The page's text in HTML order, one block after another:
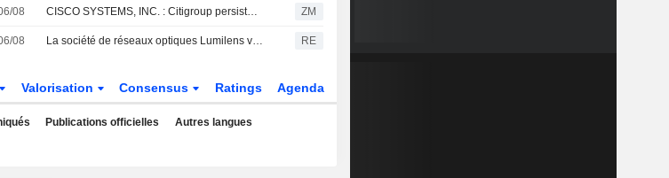
08 CISCO SYSTEMS, INC. : Citigroup persiste à l'achat ZM
08 La société de réseaux optiques Lumilens valorisée à 5,5 milliards de dollars lors de son dernier tour de table RE
Valorisation Consensus Ratings Agenda
Publications officielles Autres langues